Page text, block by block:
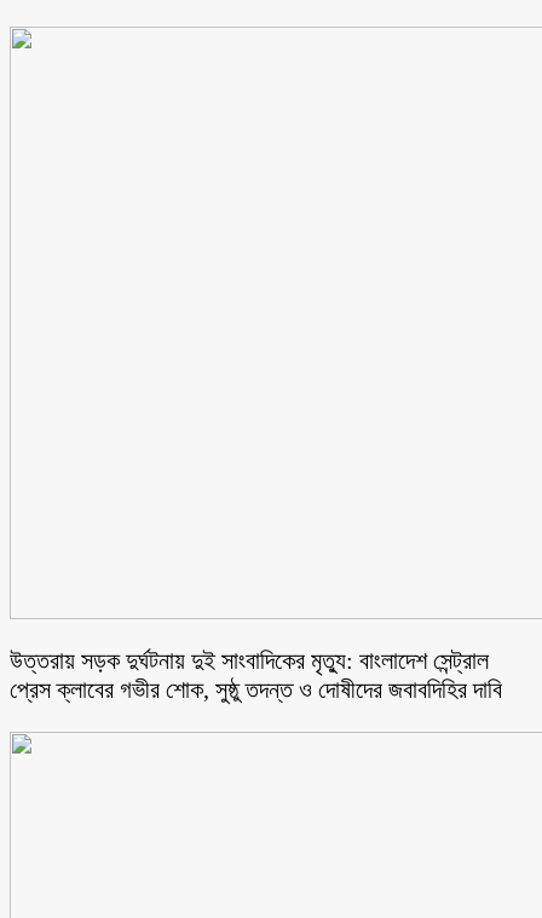
উত্তরায় সড়ক দুর্ঘটনায় দুই সাংবাদিকের মৃত্যু: বাংলাদেশ সেন্ট্রাল
প্রেস ক্লাবের গভীর শোক, সুষ্ঠু তদন্ত ও দোষীদের জবাবদিহির দাবি